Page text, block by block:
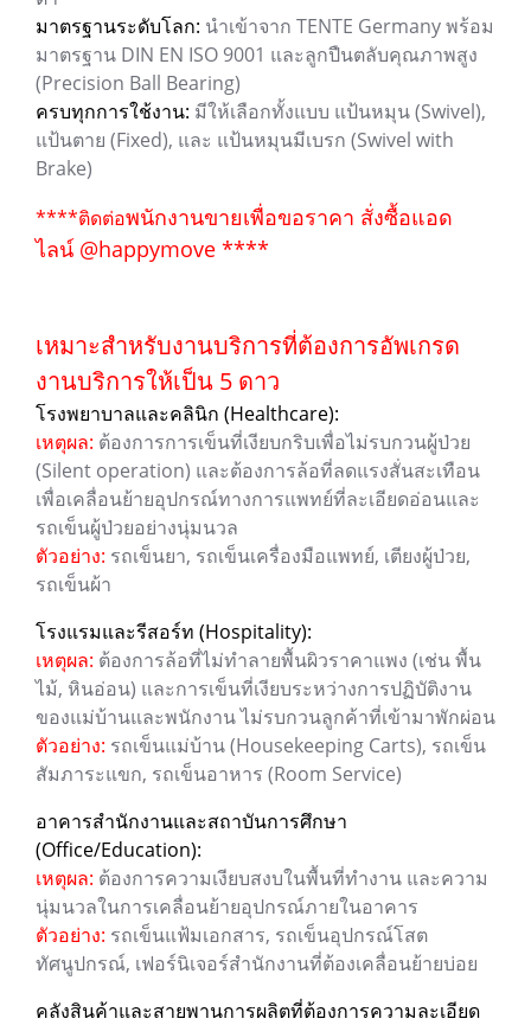
มาตรฐานระดับโลก: นำเข้าจาก TENTE Germany พร้อม
มาตรฐาน DIN EN ISO 9001 และลูกปืนตลับคุณภาพสูง
(Precision Ball Bearing)
ครบทุกการใช้งาน: มีให้เลือกทั้งแบบ แป้นหมุน (Swivel),
แป้นตาย (Fixed), และ แป้นหมุนมีเบรก (Swivel with
Brake)
****ติดต่อพนักงานขายเพื่อขอราคา สั่งซื้อแอด
ไลน์ @happymove ****
เหมาะสำหรับงานบริการที่ต้องการอัพเกรด
งานบริการให้เป็น 5 ดาว
โรงพยาบาลและคลินิก (Healthcare):
เหตุผล: ต้องการการเข็นที่เงียบกริบเพื่อไม่รบกวนผู้ป่วย
(Silent operation) และต้องการล้อที่ลดแรงสั่นสะเทือน
เพื่อเคลื่อนย้ายอุปกรณ์ทางการแพทย์ที่ละเอียดอ่อนและ
รถเข็นผู้ป่วยอย่างนุ่มนวล
ตัวอย่าง: รถเข็นยา, รถเข็นเครื่องมือแพทย์, เตียงผู้ป่วย,
รถเข็นผ้า
โรงแรมและรีสอร์ท (Hospitality):
เหตุผล: ต้องการล้อที่ไม่ทำลายพื้นผิวราคาแพง (เช่น พื้น
ไม้, หินอ่อน) และการเข็นที่เงียบระหว่างการปฏิบัติงาน
ของแม่บ้านและพนักงาน ไม่รบกวนลูกค้าที่เข้ามาพักผ่อน
ตัวอย่าง: รถเข็นแม่บ้าน (Housekeeping Carts), รถเข็น
สัมภาระแขก, รถเข็นอาหาร (Room Service)
อาคารสำนักงานและสถาบันการศึกษา
(Office/Education):
เหตุผล: ต้องการความเงียบสงบในพื้นที่ทำงาน และความ
นุ่มนวลในการเคลื่อนย้ายอุปกรณ์ภายในอาคาร
ตัวอย่าง: รถเข็นแฟ้มเอกสาร, รถเข็นอุปกรณ์โสต
ทัศนูปกรณ์, เฟอร์นิเจอร์สำนักงานที่ต้องเคลื่อนย้ายบ่อย
คลังสินค้าและสายพานการผลิตที่ต้องการความละเอียด